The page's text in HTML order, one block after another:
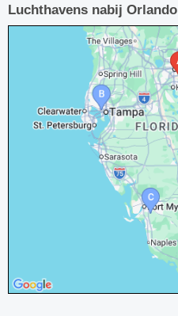
Luchthavens nabij Orlando